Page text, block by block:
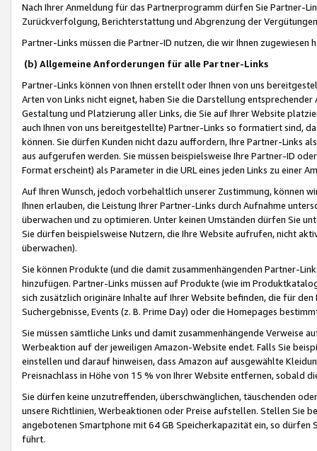
Nach Ihrer Anmeldung für das Partnerprogramm dürfen Sie Partner-
Zurückverfolgung, Berichterstattung und Abgrenzung der
Partner-Links müssen die Partner-ID nutzen, die wir Ihnen zugewiesen
(b) Allgemeine Anforderungen für alle Partner-Links
Partner-Links können von Ihnen erstellt oder Ihnen von uns
Arten von Links nicht eignet, haben Sie die Darstellung
Gestaltung und Platzierung aller Links, die Sie auf Ihrer Website
auch Ihnen von uns bereitgestellte) Partner-Links so formatiert sind,
können. Sie dürfen Kunden nicht dazu auffordern, Ihre Partner-Links
aus aufgerufen werden. Sie müssen beispielsweise Ihre Partner-ID
Format erscheint) als Parameter in die URL eines jeden Links zu einer
Auf Ihren Wunsch, jedoch vorbehaltlich unserer Zustimmung, können
Ihnen erlauben, die Leistung Ihrer Partner-Links durch Aufnahme
überwachen und zu optimieren. Unter keinen Umständen dürfen Sie
Sie dürfen beispielsweise Nutzern, die Ihre Website aufrufen, nicht
überwachen).
Sie können Produkte (und die damit zusammenhängenden Partner-
hinzufügen. Partner-Links müssen auf Produkte (wie im
sich zusätzlich originäre Inhalte auf Ihrer Website befinden, die für
Suchergebnisse, Events (z. B. Prime Day) oder die Homepages
Sie müssen sämtliche Links und damit zusammenhängende
Werbeaktion auf der jeweiligen Amazon-Website endet. Falls Sie
einstellen und darauf hinweisen, dass Amazon auf ausgewählte
Preisnachlass in Höhe von 15 % von Ihrer Website entfernen, sobald
Sie dürfen keine unzutreffenden, überschwänglichen, täuschenden
unsere Richtlinien, Werbeaktionen oder Preise aufstellen. Stellen Sie
angebotenen Smartphone mit 64 GB Speicherkapazität ein, so dürfen
führt.